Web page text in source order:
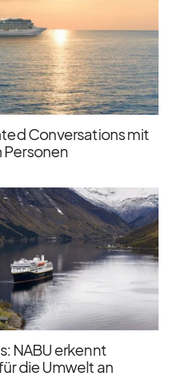
Conversations mit
NABU erkennt
die Umwelt an